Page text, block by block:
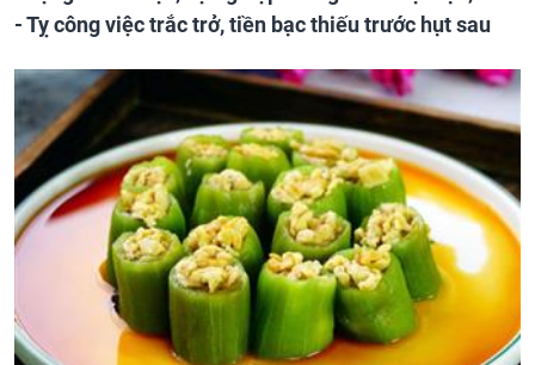
- Tỵ công việc trắc trở, tiền bạc thiếu trước hụt sau